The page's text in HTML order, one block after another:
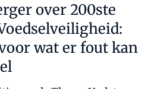
over 200ste
wat er fout kan